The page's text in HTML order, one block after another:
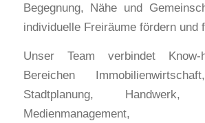
Begegnung, Nähe und
individuelle Freiräume fördern und
Unser Team verbindet
Bereichen
Stadtplanung,
Medienmanagement,